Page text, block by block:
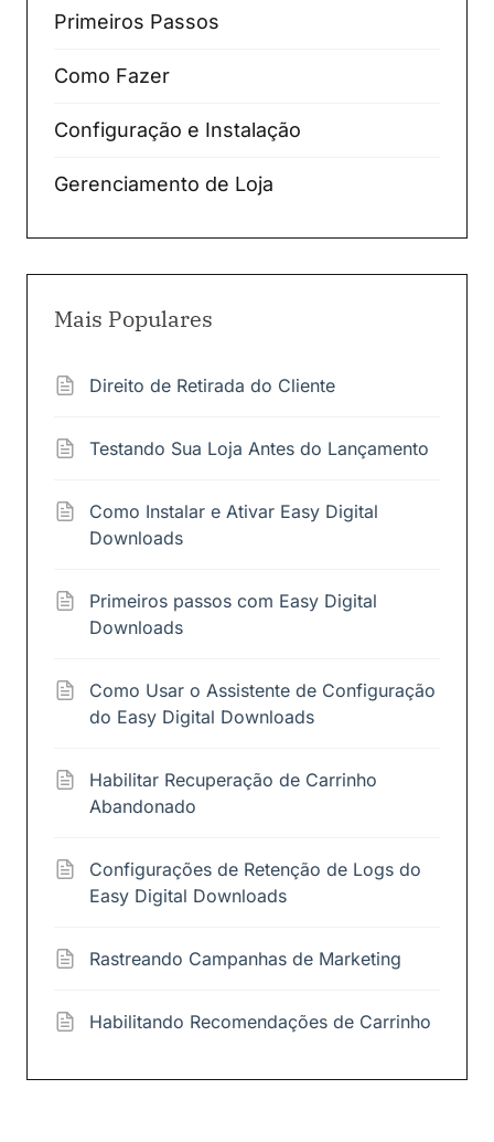
Primeiros Passos
Como Fazer
Configuração e Instalação
Gerenciamento de Loja
Mais Populares
Direito de Retirada do Cliente
Testando Sua Loja Antes do Lançamento
Como Instalar e Ativar Easy Digital
Downloads
Primeiros passos com Easy Digital
Downloads
Como Usar o Assistente de Configuração
do Easy Digital Downloads
Habilitar Recuperação de Carrinho
Abandonado
Configurações de Retenção de Logs do
Easy Digital Downloads
Rastreando Campanhas de Marketing
Habilitando Recomendações de Carrinho